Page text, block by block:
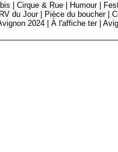
|Cirque & Rue Humour
RV du Jour Pièce du boucher |
2024 |À l'affiche ter |